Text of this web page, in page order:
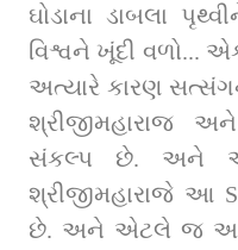
ઘોડાના ડાબલા
વિશ્વને ખૂંદી વળો...
અત્યારે કારણ
શ્રીજીમહારાજ
સંકલ્પ છે. અને
શ્રીજીમહારાજે આ
છે. અને એટલે જ